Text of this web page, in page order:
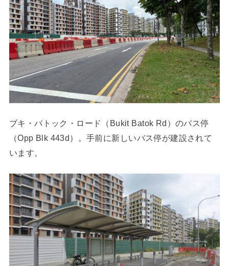
ブキ・バトック・ロード（Bukit Batok Rd）のバス停
（Opp Blk 443d）。手前に新しいバス停が建設されて
います。